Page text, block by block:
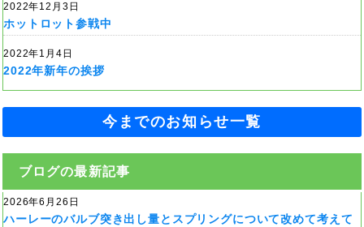
2022年12月3日
ホットロット参戦中
2022年1月4日
2022年新年の挨拶
今までのお知らせ一覧
ブログの最新記事
2026年6月26日
ハーレーのバルブ突き出し量とスプリングについて改めて考えて